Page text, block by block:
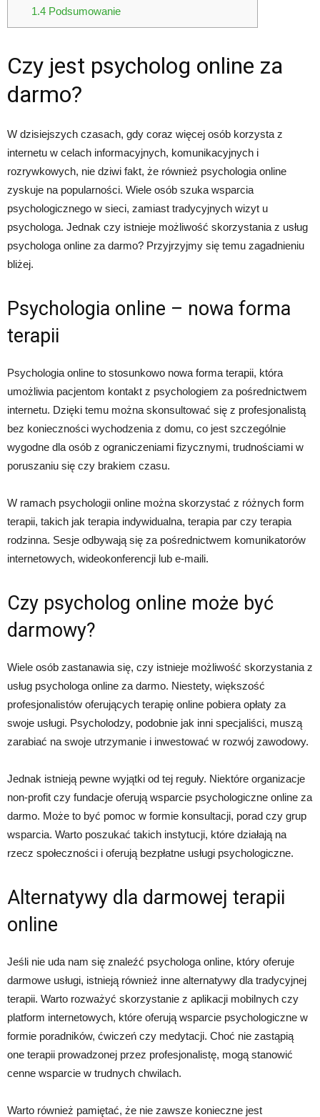
1.4Podsumowanie
Czy jest psycholog online za
darmo?
W dzisiejszych czasach, gdy coraz więcej osób korzysta z
internetu w celach informacyjnych, komunikacyjnych i
rozrywkowych, nie dziwi fakt, że również psychologia online
zyskuje na popularności. Wiele osób szuka wsparcia
psychologicznego w sieci, zamiast tradycyjnych wizyt u
psychologa. Jednak czy istnieje możliwość skorzystania z usług
psychologa online za darmo? Przyjrzyjmy się temu zagadnieniu
bliżej.
Psychologia online – nowa forma
terapii
Psychologia online to stosunkowo nowa forma terapii, która
umożliwia pacjentom kontakt z psychologiem za pośrednictwem
internetu. Dzięki temu można skonsultować się z profesjonalistą
bez konieczności wychodzenia z domu, co jest szczególnie
wygodne dla osób z ograniczeniami fizycznymi, trudnościami w
poruszaniu się czy brakiem czasu.
W ramach psychologii online można skorzystać z różnych form
terapii, takich jak terapia indywidualna, terapia par czy terapia
rodzinna. Sesje odbywają się za pośrednictwem komunikatorów
internetowych, wideokonferencji lub e-maili.
Czy psycholog online może być
darmowy?
Wiele osób zastanawia się, czy istnieje możliwość skorzystania z
usług psychologa online za darmo. Niestety, większość
profesjonalistów oferujących terapię online pobiera opłaty za
swoje usługi. Psycholodzy, podobnie jak inni specjaliści, muszą
zarabiać na swoje utrzymanie i inwestować w rozwój zawodowy.
Jednak istnieją pewne wyjątki od tej reguły. Niektóre organizacje
non-profit czy fundacje oferują wsparcie psychologiczne online za
darmo. Może to być pomoc w formie konsultacji, porad czy grup
wsparcia. Warto poszukać takich instytucji, które działają na
rzecz społeczności i oferują bezpłatne usługi psychologiczne.
Alternatywy dla darmowej terapii
online
Jeśli nie uda nam się znaleźć psychologa online, który oferuje
darmowe usługi, istnieją również inne alternatywy dla tradycyjnej
terapii. Warto rozważyć skorzystanie z aplikacji mobilnych czy
platform internetowych, które oferują wsparcie psychologiczne w
formie poradników, ćwiczeń czy medytacji. Choć nie zastąpią
one terapii prowadzonej przez profesjonalistę, mogą stanowić
cenne wsparcie w trudnych chwilach.
Warto również pamiętać, że nie zawsze konieczne jest